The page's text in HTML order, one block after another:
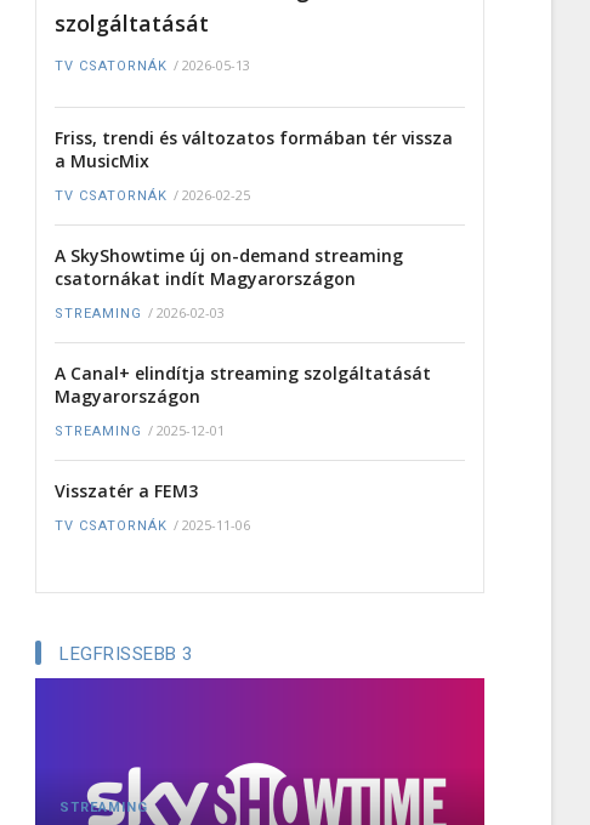
szolgáltatását
TV CSATORNÁK / 2026-05-13
Friss, trendi és változatos formában tér vissza
a MusicMix
TV CSATORNÁK / 2026-02-25
A SkyShowtime új on-demand streaming
csatornákat indít Magyarországon
STREAMING / 2026-02-03
A Canal+ elindítja streaming szolgáltatását
Magyarországon
STREAMING / 2025-12-01
Visszatér a FEM3
TV CSATORNÁK / 2025-11-06
LEGFRISSEBB 3
STREAMING